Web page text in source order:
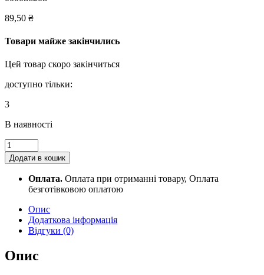
89,50 ₴
Товари майже закінчились
Цей товар скоро закінчиться
доступно тільки:
3
В наявності
Блокнот
А5
UA,
клітинка,
O20368-
quantity
Додати в кошик
Оплата. Оплата при отриманні товару, Оплата
безготівковою оплатою
Опис
Додаткова інформація
Відгуки (0)
Опис